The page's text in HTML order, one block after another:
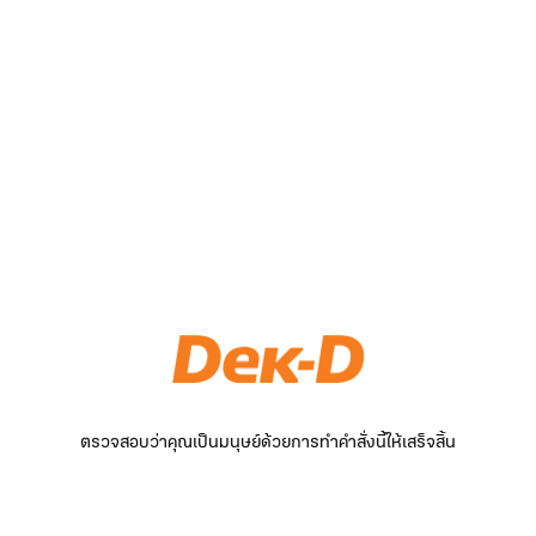
ตรวจสอบว่าคุณเป็นมนุษย์ด้วยการทำคำสั่งนี้ให้เสร็จสิ้น